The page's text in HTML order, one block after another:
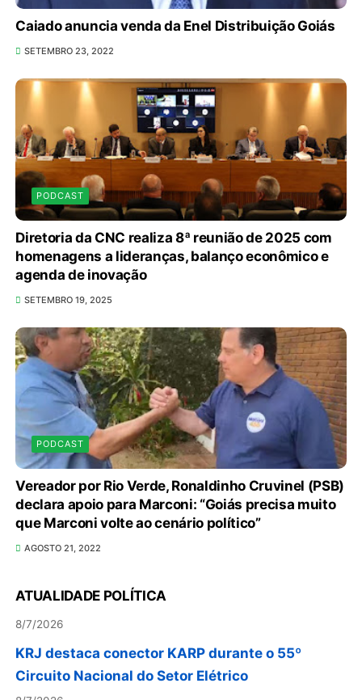
Caiado anuncia venda da Enel Distribuição Goiás
SETEMBRO 23, 2022
PODCAST
Diretoria da CNC realiza 8ª reunião de 2025 com
homenagens a lideranças, balanço econômico e
agenda de inovação
SETEMBRO 19, 2025
PODCAST
Vereador por Rio Verde, Ronaldinho Cruvinel (PSB)
declara apoio para Marconi: “Goiás precisa muito
que Marconi volte ao cenário político”
AGOSTO 21, 2022
ATUALIDADE POLÍTICA
Em convenção do Republicanos, Flávio
Bolsonaro anuncia apoio a Cristiane Britto
8/7/2026
ABIMAQ promove workshop sobre contas
correntes em moeda estrangeira para pessoas
8/7/2026
KRJ destaca conector KARP durante o 55º
Circuito Nacional do Setor Elétrico
8/7/2026